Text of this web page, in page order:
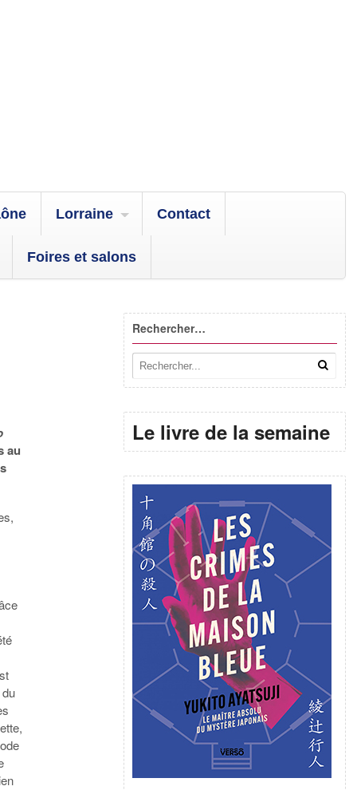
Lorraine Contact
Foires et salons
au
Rechercher…
Le livre de la semaine